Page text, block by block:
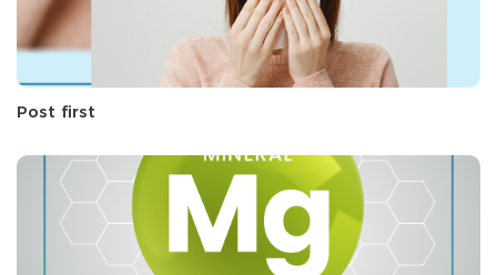
Post first